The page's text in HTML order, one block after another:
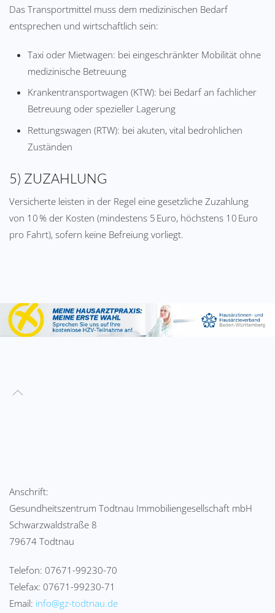
Das Transportmittel muss dem medizinischen Bedarf
entsprechen und wirtschaftlich sein:
Taxi oder Mietwagen: bei eingeschränkter Mobilität ohne
medizinische Betreuung
Krankentransportwagen (KTW): bei Bedarf an fachlicher
Betreuung oder spezieller Lagerung
Rettungswagen (RTW): bei akuten, vital bedrohlichen
Zuständen
5) ZUZAHLUNG
Versicherte leisten in der Regel eine gesetzliche Zuzahlung
von 10 % der Kosten (mindestens 5 Euro, höchstens 10 Euro
pro Fahrt), sofern keine Befreiung vorliegt.
Anschrift:
Gesundheitszentrum Todtnau Immobiliengesellschaft mbH
Schwarzwaldstraße 8
79674 Todtnau
Telefon: 07671-99230-70
Telefax: 07671-99230-71
Email: info@gz-todtnau.de